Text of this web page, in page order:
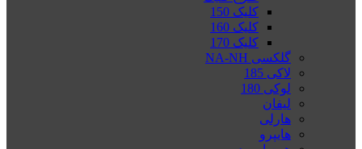
کلیک 150
کلیک 160
کلیک 170
گلکسی NA-NH
لاکی 185
لوکی 180
لیفان
هارلی
هایپرو